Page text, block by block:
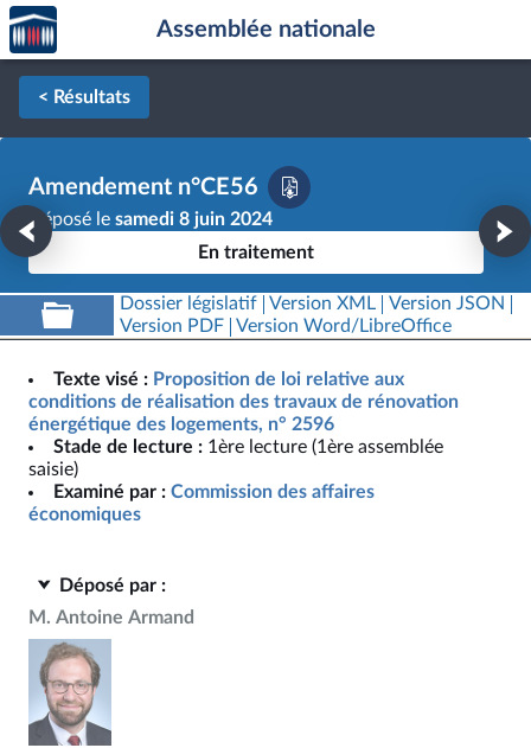
Aller au contenu
Aller en bas de la page
Accèder
à la
page
d'accueil
Assemblée nationale
< Résultats
Amendement n°CE56
Déposé le samedi 8 juin 2024
En traitement
Dossier législatif Version XML
Version JSON
Version PDF
Version Word/LibreOffice
Texte visé : Proposition de loi relative aux
conditions de réalisation des travaux de rénovation
énergétique des logements, n° 2596
Stade de lecture : 1ère lecture (1ère assemblée
saisie)
Examiné par : Commission des affaires
économiques
Déposé par :
M. Antoine Armand